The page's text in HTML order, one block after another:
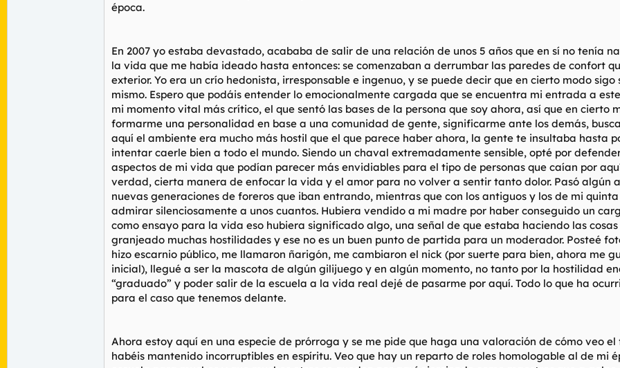
época.
En 2007 yo estaba devastado, acababa de salir de una relación de unos 5 años que en sí no tenía
la vida que me había ideado hasta entonces: se comenzaban a derrumbar las paredes de confort
exterior. Yo era un crío hedonista, irresponsable e ingenuo, y se puede decir que en cierto modo
mismo. Espero que podáis entender lo emocionalmente cargada que se encuentra mi entrada a
mi momento vital más crítico, el que sentó las bases de la persona que soy ahora, así que en
formarme una personalidad en base a una comunidad de gente, significarme ante los demás,
aquí el ambiente era mucho más hostil que el que parece haber ahora, la gente te insultaba
intentar caerle bien a todo el mundo. Siendo un chaval extremadamente sensible, opté por
aspectos de mi vida que podían parecer más envidiables para el tipo de personas que caían por
verdad, cierta manera de enfocar la vida y el amor para no volver a sentir tanto dolor. Pasó algún
nuevas generaciones de foreros que iban entrando, mientras que con los antiguos y los de mi
admirar silenciosamente a unos cuantos. Hubiera vendido a mi madre por haber conseguido un
como ensayo para la vida eso hubiera significado algo, una señal de que estaba haciendo las
granjeado muchas hostilidades y ese no es un buen punto de partida para un moderador. Posteé
hizo escarnio público, me llamaron ñarigón, me cambiaron el nick (por suerte para bien, ahora me
inicial), llegué a ser la mascota de algún gilijuego y en algún momento, no tanto por la hostilidad
“graduado” y poder salir de la escuela a la vida real dejé de pasarme por aquí. Todo lo que ha
para el caso que tenemos delante.
Ahora estoy aquí en una especie de prórroga y se me pide que haga una valoración de cómo veo
habéis mantenido incorruptibles en espíritu. Veo que hay un reparto de roles homologable al de mi